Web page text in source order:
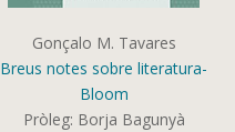
Gonçalo M. Tavares
Breus notes sobre literatura-
Bloom
Pròleg: Borja Bagunyà